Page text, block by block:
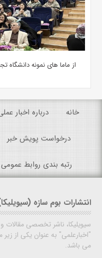
از ماما های نمونه دانشگاه
خانه درباره اخبار
درخواست پویش خبر
رتبه بندی روابط عمومی
انتشارات بوم سازه
سیویلیکا، ناشر تخصصی مقالات
"اخبارعلمی" به عنوان یکی از
می باشد.